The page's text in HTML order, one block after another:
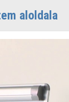
aloldala